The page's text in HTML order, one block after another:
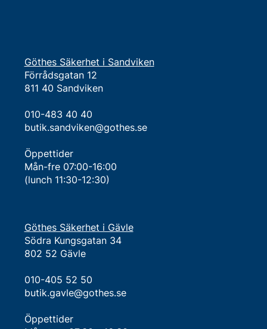
Göthes Säkerhet i Sandviken
Förrådsgatan 12
811 40 Sandviken
010-483 40 40
butik.sandviken@gothes.se
Öppettider
Mån-fre 07:00-16:00
(lunch 11:30-12:30)
Göthes Säkerhet i Gävle
Södra Kungsgatan 34
802 52 Gävle
010-405 52 50
butik.gavle@gothes.se
Öppettider